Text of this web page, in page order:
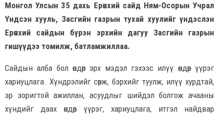
Монгол Улсын 35 дахь Ерөнхий сайд Ням-Осорын Учрал
Үндсэн хууль, Засгийн газрын тухай хуулийг үндэслэн
Ерөнхий сайдын бүрэн эрхийн дагуу Засгийн газрын
гишүүдээ томилж, батламжиллаа.
Сайдын алба бол өндөр эрх мэдэл гэхээс илүү өндөр үүрэг
хариуцлага. Хүндрэлийг сөрж, бэрхийг туулж, илүү хурдтай,
эр зоригтой ажиллан, асуудлыг шийдэл болгож ачааны
хүндийг даах өндөр үүрэг, хариуцлага, итгэл найдвар